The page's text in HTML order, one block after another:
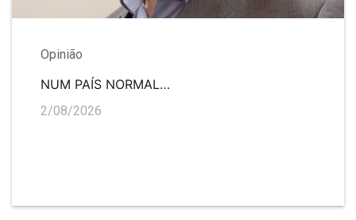
Opinião
NUM PAÍS NORMAL…
2/08/2026